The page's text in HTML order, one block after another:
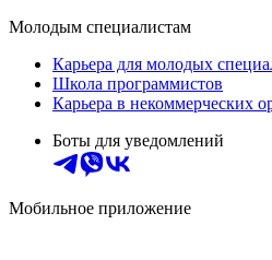
Молодым специалистам
Карьера для молодых
Школа программистов
Карьера в некоммерческих
Боты для уведомлений
Мобильное приложение